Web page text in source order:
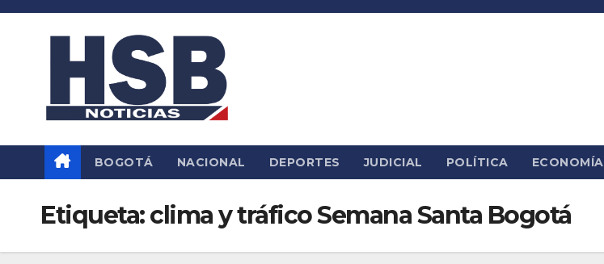
Saltar
BOGOTÁ NACIONAL DEPORTES JUDICIAL POLÍTICA ECONOMÍA
Etiqueta:clima y tráfico Semana Santa Bogotá